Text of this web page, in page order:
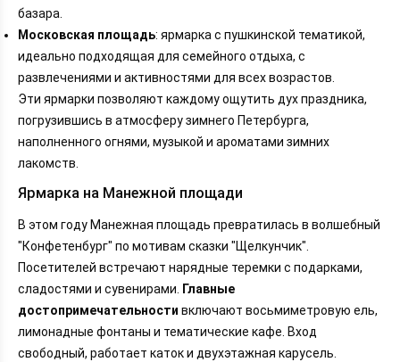
базара.
Московская площадь: ярмарка с пушкинской тематикой,
идеально подходящая для семейного отдыха, с
развлечениями и активностями для всех возрастов.
Эти ярмарки позволяют каждому ощутить дух праздника,
погрузившись в атмосферу зимнего Петербурга,
наполненного огнями, музыкой и ароматами зимних
лакомств.
Ярмарка на Манежной площади
В этом году Манежная площадь превратилась в волшебный
"Конфетенбург" по мотивам сказки "Щелкунчик".
Посетителей встречают нарядные теремки с подарками,
сладостями и сувенирами. Главные
достопримечательности включают восьмиметровую ель,
лимонадные фонтаны и тематические кафе. Вход
свободный, работает каток и двухэтажная карусель.